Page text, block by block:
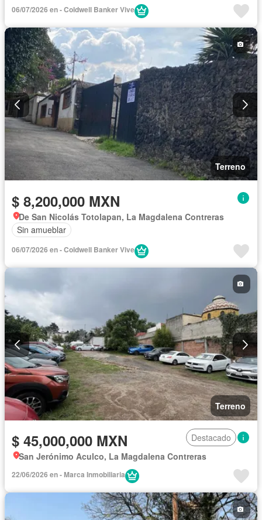
06/07/2026 en - Coldwell Banker Vive
Terreno
$ 8,200,000 MXN
De San Nicolás Totolapan, La Magdalena Contreras
Sin amueblar
06/07/2026 en - Coldwell Banker Vive
Terreno
$ 45,000,000 MXN
Destacado
San Jerónimo Aculco, La Magdalena Contreras
22/06/2026 en - Marca Inmobiliaria